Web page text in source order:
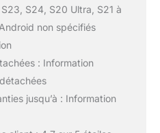
S24, S20 Ultra, S21 à
non spécifiés
: Information
jusqu’à : Information